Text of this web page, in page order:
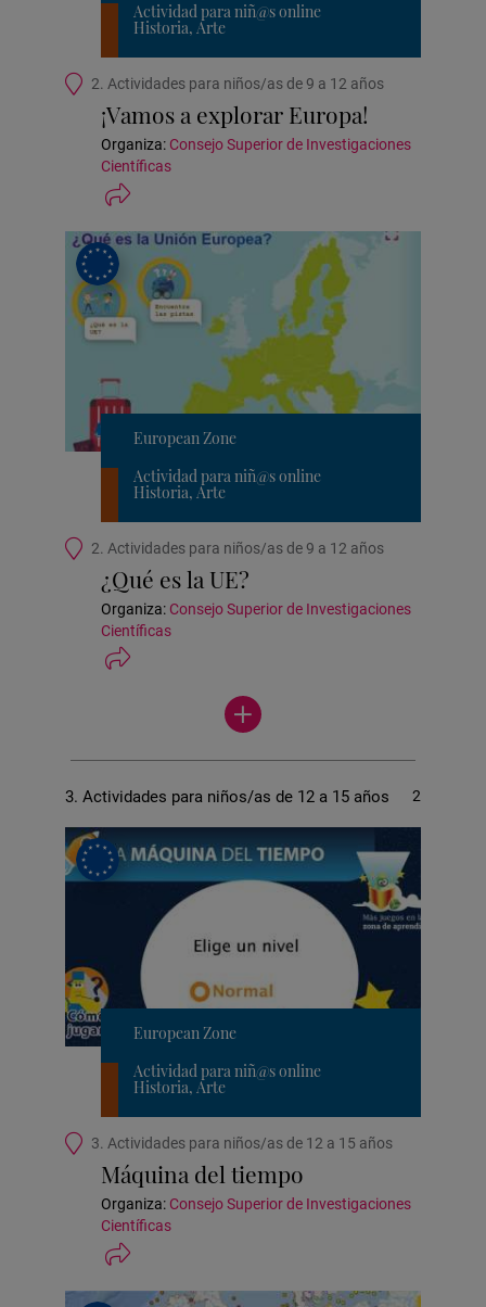
Actividad para niñ@s online
Historia, Arte
Ubicación
actividad
2. Actividades para niños/as de 9 a 12 años
¡Vamos a explorar Europa!
Organiza: Consejo Superior de Investigaciones
Científicas
European Zone
Actividad para niñ@s online
Historia, Arte
Ubicación
actividad
2. Actividades para niños/as de 9 a 12 años
¿Qué es la UE?
Organiza: Consejo Superior de Investigaciones
Científicas
Ver
más
3. Actividades para niños/as de 12 a 15 años 2
European Zone
Actividad para niñ@s online
Historia, Arte
Ubicación
actividad
3. Actividades para niños/as de 12 a 15 años
Máquina del tiempo
Organiza: Consejo Superior de Investigaciones
Científicas